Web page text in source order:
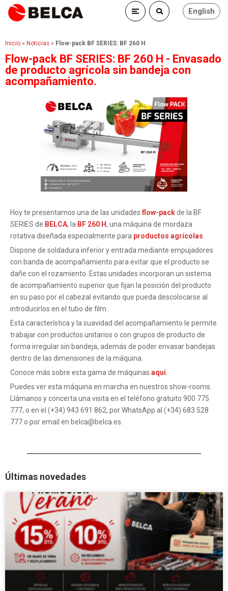
English
Inicio » Noticias » Flow-pack BF SERIES: BF 260 H
Flow-pack BF SERIES: BF 260 H - Envasado
de producto agrícola sin bandeja con
acompañamiento.
Hoy te presentamos una de las unidades flow-packde la BF
SERIES de BELCA, la BF 260 H, una máquina de mordaza
rotativa diseñada especialmente para productos agrícolas.
Dispone de soldadura inferior y entrada mediante empujadores
con banda de acompañamiento para evitar que el producto se
dañe con el rozamiento. Estas unidades incorporan un sistema
de acompañamiento superior que fijan la posición del producto
en su paso por el cabezal evitando que pueda descolocarse al
introducirlos en el tubo de film.
Esta característica y la suavidad del acompañamiento le permite
trabajar con productos unitarios o con grupos de producto de
forma irregular sin bandeja, además de poder envasar bandejas
dentro de las dimensiones de la máquina.
Conoce más sobre esta gama de máquinas aquí.
Puedes ver esta máquina en marcha en nuestros show-rooms.
Llámanos y concerta una visita en el teléfono gratuito 900 775
777, o en el (+34) 943 691 862, por WhatsApp al (+34) 683 528
777 o por email en belca@belca.es.
Últimas novedades